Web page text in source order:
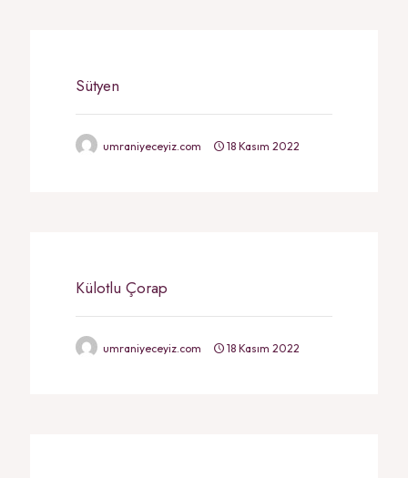
Sütyen
umraniyeceyiz.com 18 Kasım 2022
Külotlu Çorap
umraniyeceyiz.com 18 Kasım 2022